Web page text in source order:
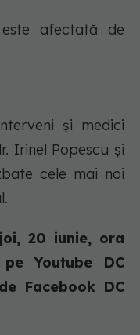
afectată de
și medici
Irinel Popescu și
cele mai noi
20 iunie, ora
Youtube DC
Facebook DC